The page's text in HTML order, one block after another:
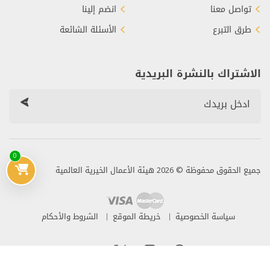
0
تواصل معنا
طرق التبرع
انضم إلينا
الأسئلة الشائعة
الاشتراك بالنشرة البريدية
جميع الحقوق محفوظة © 2026 هيئة الأعمال الخيرية العالمية
سياسة الخصوصية خريطة الموقع الشروط والأحكام